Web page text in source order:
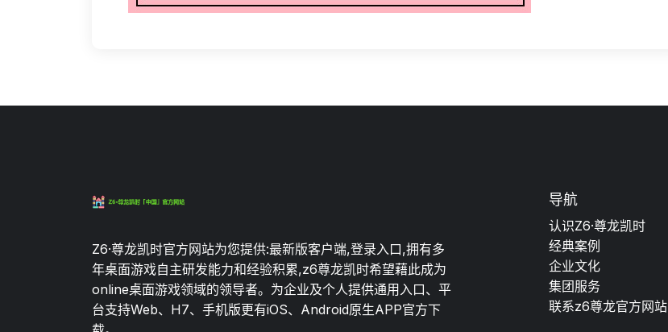
Z6·尊龙凯时官方网站为您提供:最新版客户端,登录入口,拥有多
年桌面游戏自主研发能力和经验积累,z6尊龙凯时希望藉此成为
online桌面游戏领域的领导者。为企业及个人提供通用入口、平
台支持Web、H7、手机版更有iOS、Android原生APP官方下
导航
认识Z6·尊龙凯时
经典案例
企业文化
集团服务
联系z6尊龙官方网站